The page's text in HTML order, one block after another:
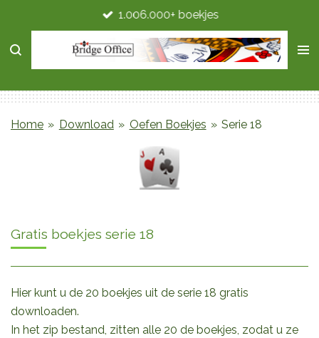
direct
naar
hoofdinhoud
1.006.000+ boekjes
Home » Download » Oefen Boekjes » Serie 18
Gratis boekjes serie 18
Hier kunt u de 20 boekjes uit de serie 18 gratis
downloaden.
In het zip bestand, zitten alle 20 de boekjes, zodat u ze